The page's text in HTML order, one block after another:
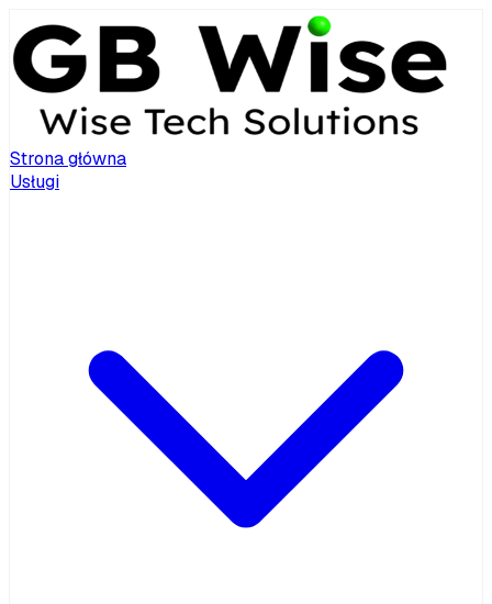
Strona główna
Usługi